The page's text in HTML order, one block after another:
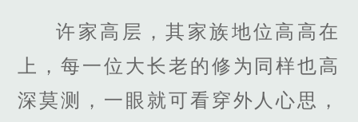
许家高层，其家族地位高高在
上，每一位大长老的修为同样也高
深莫测，一眼就可看穿外人心思，